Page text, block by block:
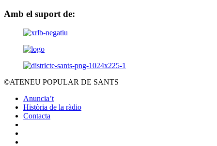
Amb el suport de:
©ATENEU POPULAR DE SANTS
Anuncia’t
Història de la ràdio
Contacta